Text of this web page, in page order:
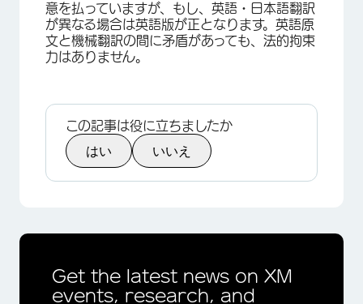
意を払っていますが、もし、英語・日本語翻訳
が異なる場合は英語版が正となります。英語原
文と機械翻訳の間に矛盾があっても、法的拘束
力はありません。
この記事は役に立ちましたか
はい いいえ
Get the latest news on XM
events, research, and